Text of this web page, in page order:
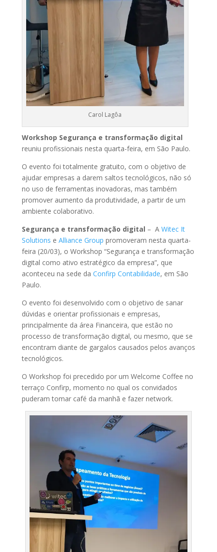
Carol Lagôa
Workshop Segurança e transformação digital
reuniu profissionais nesta quarta-feira, em São Paulo.
O evento foi totalmente gratuito, com o objetivo de
ajudar empresas a darem saltos tecnológicos, não só
no uso de ferramentas inovadoras, mas também
promover aumento da produtividade, a partir de um
ambiente colaborativo.
Segurança e transformação digital – A Witec It
Solutions e Alliance Group promoveram nesta quarta-
feira (20/03), o Workshop “Segurança e transformação
digital como ativo estratégico da empresa”, que
aconteceu na sede da Confirp Contabilidade, em São
Paulo.
O evento foi desenvolvido com o objetivo de sanar
dúvidas e orientar profissionais e empresas,
principalmente da área Financeira, que estão no
processo de transformação digital, ou mesmo, que se
encontram diante de gargalos causados pelos avanços
tecnológicos.
O Workshop foi precedido por um Welcome Coffee no
terraço Confirp, momento no qual os convidados
puderam tomar café da manhã e fazer network.